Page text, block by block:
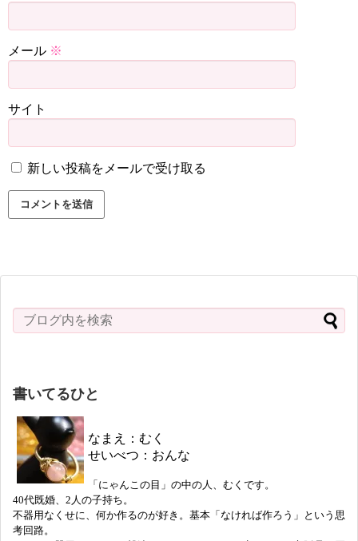
メール ※
サイト
新しい投稿をメールで受け取る
書いてるひと
なまえ：むく
せいべつ：おんな
「にゃんこの目」の中の人、むくです。
40代既婚、2人の子持ち。
不器用なくせに、何か作るのが好き。基本「なければ作ろう」という思
考回路。